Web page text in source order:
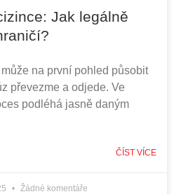
Jak legálně
na první pohled působit
převezme a odjede. Ve
podléhá jasně daným
ČÍST VÍCE
Žádné komentáře